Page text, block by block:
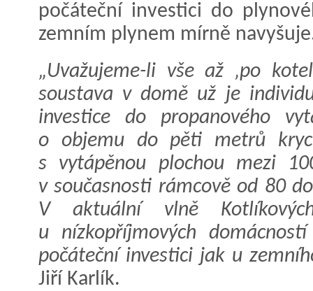
počáteční investici do
zemním plynem mírně
„Uvažujeme-li vše až ‚po
soustava v domě už je
investice do propanového
o objemu do pěti metrů
s vytápěnou plochou mezi
v současnosti rámcově od 80
V aktuální vlně
u nízkopříjmových
počáteční investici jak u
Jiří Karlík.